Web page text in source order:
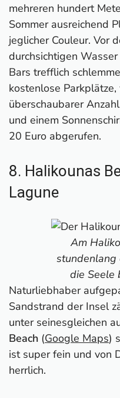
mehreren hundert
Sommer ausreichend
jeglicher Couleur. Vor
durchsichtigen
Bars trefflich
kostenlose
überschaubarer
und einem
20 Euro abgerufen.
8. Halikounas
Lagune
Am
die Seele
Naturliebhaber
Sandstrand der Insel
unter seinesgleichen
Beach (Google Maps)
ist super fein und von
herrlich.